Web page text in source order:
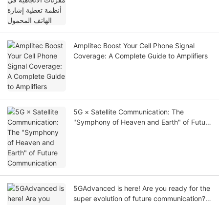
Amplitec Boost Your Cell Phone Signal
Coverage: A Complete Guide to Amplifiers
5G × Satellite Communication: The
"Symphony of Heaven and Earth" of Future
5GAdvanced is here! Are you ready for the
super evolution of future communication?